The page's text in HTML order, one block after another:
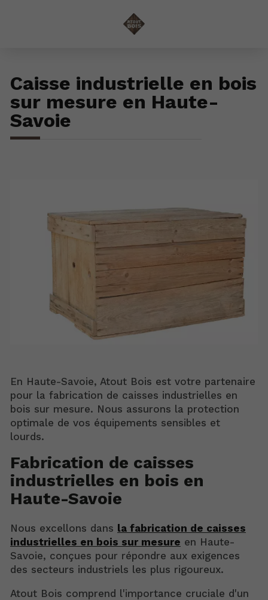
Caisse industrielle en bois
sur mesure en Haute-
Savoie
En Haute-Savoie, Atout Bois est votre partenaire
pour la fabrication de caisses industrielles en
bois sur mesure. Nous assurons la protection
optimale de vos équipements sensibles et
lourds.
Fabrication de caisses
industrielles en bois en
Haute-Savoie
Nous excellons dans la fabrication de caisses
industrielles en bois sur mesure en Haute-
Savoie, conçues pour répondre aux exigences
des secteurs industriels les plus rigoureux.
Atout Bois comprend l'importance cruciale d'un